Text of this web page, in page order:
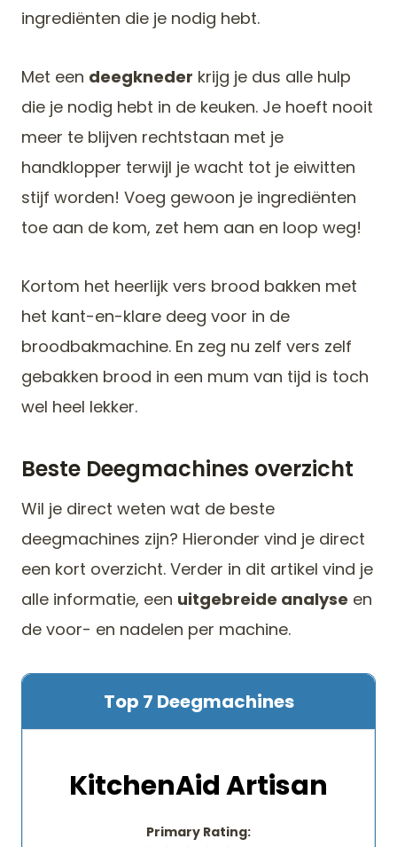
ingrediënten die je nodig hebt.
Met een deegkneder krijg je dus alle hulp
die je nodig hebt in de keuken. Je hoeft nooit
meer te blijven rechtstaan met je
handklopper terwijl je wacht tot je eiwitten
stijf worden! Voeg gewoon je ingrediënten
toe aan de kom, zet hem aan en loop weg!
Kortom het heerlijk vers brood bakken met
het kant-en-klare deeg voor in de
broodbakmachine. En zeg nu zelf vers zelf
gebakken brood in een mum van tijd is toch
wel heel lekker.
Beste Deegmachines overzicht
Wil je direct weten wat de beste
deegmachines zijn? Hieronder vind je direct
een kort overzicht. Verder in dit artikel vind je
alle informatie, een uitgebreide analyse en
de voor- en nadelen per machine.
Top 7 Deegmachines
KitchenAid Artisan
Primary Rating: